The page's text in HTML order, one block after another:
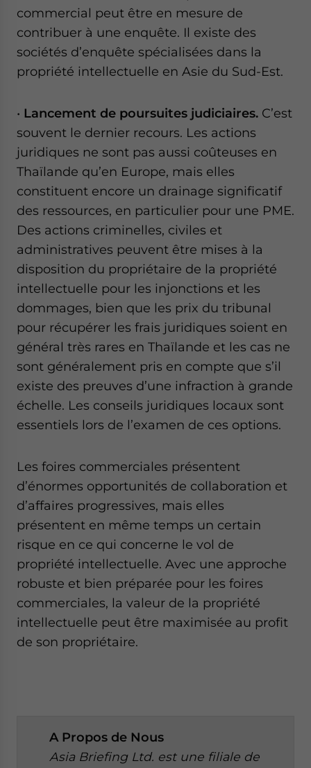
commercial peut être en mesure de
contribuer à une enquête. Il existe des
sociétés d’enquête spécialisées dans la
propriété intellectuelle en Asie du Sud-Est.
• Lancement de poursuites judiciaires. C’est
souvent le dernier recours. Les actions
juridiques ne sont pas aussi coûteuses en
Thaïlande qu’en Europe, mais elles
constituent encore un drainage significatif
des ressources, en particulier pour une PME.
Des actions criminelles, civiles et
administratives peuvent être mises à la
disposition du propriétaire de la propriété
intellectuelle pour les injonctions et les
dommages, bien que les prix du tribunal
pour récupérer les frais juridiques soient en
général très rares en Thaïlande et les cas ne
sont généralement pris en compte que s’il
existe des preuves d’une infraction à grande
échelle. Les conseils juridiques locaux sont
essentiels lors de l’examen de ces options.
Les foires commerciales présentent
d’énormes opportunités de collaboration et
d’affaires progressives, mais elles
présentent en même temps un certain
risque en ce qui concerne le vol de
propriété intellectuelle. Avec une approche
robuste et bien préparée pour les foires
commerciales, la valeur de la propriété
intellectuelle peut être maximisée au profit
de son propriétaire.
A Propos de Nous
Asia Briefing Ltd. est une filiale de